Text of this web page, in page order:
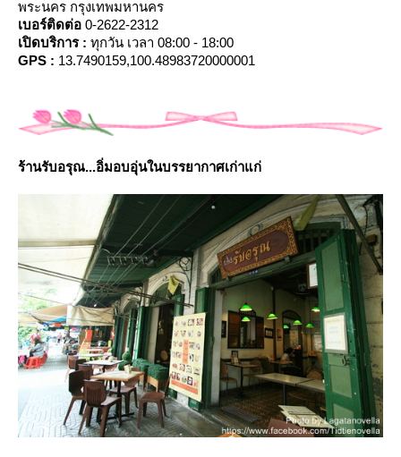
พระนคร กรุงเทพมหานคร
เบอร์ติดต่อ 0-2622-2312
เปิดบริการ : ทุกวัน เวลา 08:00 - 18:00
GPS : 13.7490159,100.48983720000001
ร้านรับอรุณ...อิ่มอบอุ่นในบรรยากาศเก่าแก่